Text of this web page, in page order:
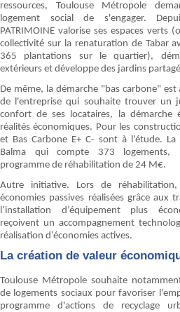
ressources, Toulouse Métropole
logement social de s'engager.
PATRIMOINE valorise ses espaces verts
collectivité sur la renaturation de Tabar
365 plantations sur le quartier),
extérieurs et développe des jardins
De même, la démarche "bas carbone"
de l'entreprise qui souhaite trouver un
confort de ses locataires, la démarche
réalités économiques. Pour les
et Bas Carbone E+ C- sont à l'étude. La
Balma qui compte 373 logements,
programme de réhabilitation de 24 M€.
Autre initiative. Lors de
économies passives réalisées grâce aux
l’installation d’équipement plus
reçoivent un accompagnement
réalisation d’économies actives.
La création de valeur
Toulouse Métropole souhaite
de logements sociaux pour favoriser
programme d'actions de recyclage